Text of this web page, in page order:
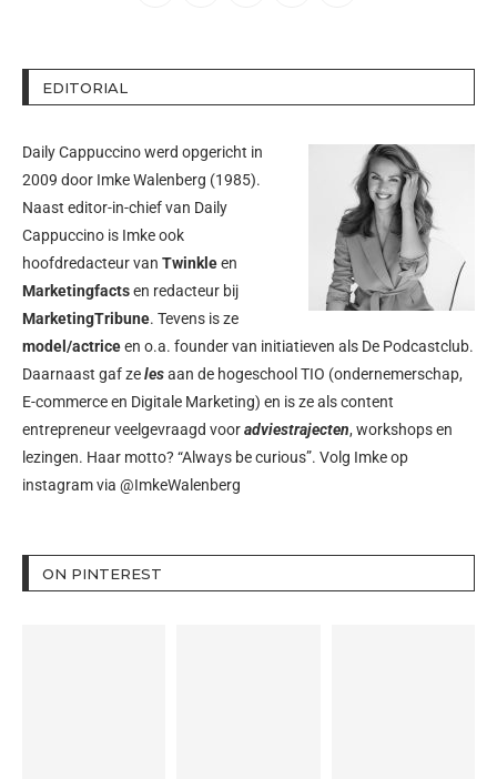
EDITORIAL
Daily Cappuccino werd opgericht in
2009 door Imke Walenberg (1985).
Naast editor-in-chief van Daily
Cappuccino is Imke ook
hoofdredacteur van Twinkleen
Marketingfactsen redacteur bij
MarketingTribune. Tevens is ze
model/actriceen o.a. founder van initiatieven als De Podcastclub.
Daarnaast gaf zelesaan de hogeschool TIO (ondernemerschap,
E-commerce en Digitale Marketing) en is ze als content
entrepreneur veelgevraagd vooradviestrajecten, workshops en
lezingen. Haar motto? “Always be curious”. Volg Imke op
instagram via @ImkeWalenberg
ON PINTEREST